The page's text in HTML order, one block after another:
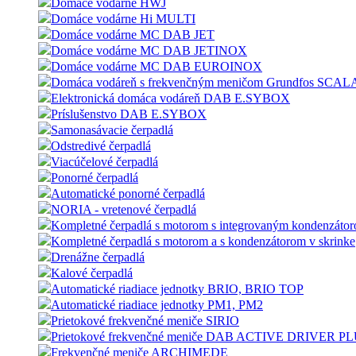
Domáce vodárne HWJ
Domáce vodárne Hi MULTI
Domáce vodárne MC DAB JET
Domáce vodárne MC DAB JETINOX
Domáce vodárne MC DAB EUROINOX
Domáca vodáreň s frekvenčným meničom Grundfos
Elektronická domáca vodáreň DAB E.SYBOX
Príslušenstvo DAB E.SYBOX
Samonasávacie čerpadlá
Odstredivé čerpadlá
Viacúčelové čerpadlá
Ponorné čerpadlá
Automatické ponorné čerpadlá
NORIA - vretenové čerpadlá
Kompletné čerpadlá s motorom s integrovaným
Kompletné čerpadlá s motorom a s kondenzátorom v skrinke
Drenážne čerpadlá
Kalové čerpadlá
Automatické riadiace jednotky BRIO, BRIO TOP
Automatické riadiace jednotky PM1, PM2
Prietokové frekvenčné meniče SIRIO
Prietokové frekvenčné meniče DAB ACTIVE DRIVER
Frekvenčné meniče ARCHIMEDE